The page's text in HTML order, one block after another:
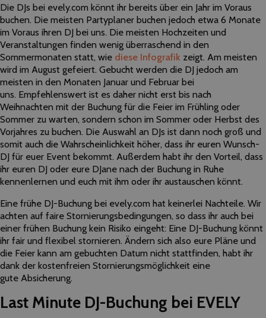
Die DJs bei evely.com könnt ihr bereits über ein Jahr im Voraus
buchen. Die meisten Partyplaner buchen jedoch etwa 6 Monate
im Voraus ihren DJ bei uns. Die meisten Hochzeiten und
Veranstaltungen finden wenig überraschend in den
Sommermonaten statt, wie diese Infografik zeigt. Am meisten
wird im August gefeiert. Gebucht werden die DJ jedoch am
meisten in den Monaten Januar und Februar bei
uns. Empfehlenswert ist es daher nicht erst bis nach
Weihnachten mit der Buchung für die Feier im Frühling oder
Sommer zu warten, sondern schon im Sommer oder Herbst des
Vorjahres zu buchen. Die Auswahl an DJs ist dann noch groß und
somit auch die Wahrscheinlichkeit höher, dass ihr euren Wunsch-
DJ für euer Event bekommt. Außerdem habt ihr den Vorteil, dass
ihr euren DJ oder eure DJane nach der Buchung in Ruhe
kennenlernen und euch mit ihm oder ihr austauschen könnt.
Eine frühe DJ-Buchung bei evely.com hat keinerlei Nachteile. Wir
achten auf faire Stornierungsbedingungen, so dass ihr auch bei
einer frühen Buchung kein Risiko eingeht: Eine DJ-Buchung könnt
ihr fair und flexibel stornieren. Ändern sich also eure Pläne und
die Feier kann am gebuchten Datum nicht stattfinden, habt ihr
dank der kostenfreien Stornierungsmöglichkeit eine
gute Absicherung.
Last Minute DJ-Buchung bei EVELY